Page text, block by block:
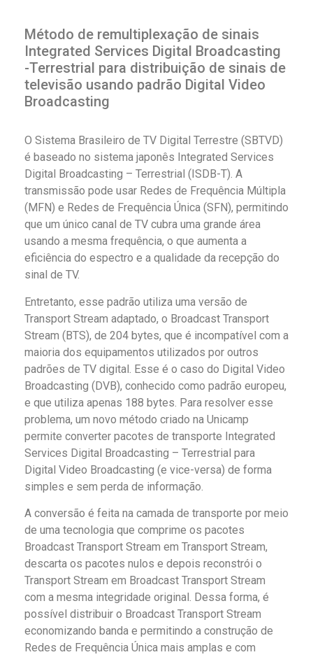
Método de remultiplexação de sinais
Integrated Services Digital Broadcasting
-Terrestrial para distribuição de sinais de
televisão usando padrão Digital Video
Broadcasting
O Sistema Brasileiro de TV Digital Terrestre (SBTVD)
é baseado no sistema japonês Integrated Services
Digital Broadcasting – Terrestrial (ISDB-T). A
transmissão pode usar Redes de Frequência Múltipla
(MFN) e Redes de Frequência Única (SFN), permitindo
que um único canal de TV cubra uma grande área
usando a mesma frequência, o que aumenta a
eficiência do espectro e a qualidade da recepção do
sinal de TV.
Entretanto, esse padrão utiliza uma versão de
Transport Stream adaptado, o Broadcast Transport
Stream (BTS), de 204 bytes, que é incompatível com a
maioria dos equipamentos utilizados por outros
padrões de TV digital. Esse é o caso do Digital Video
Broadcasting (DVB), conhecido como padrão europeu,
e que utiliza apenas 188 bytes. Para resolver esse
problema, um novo método criado na Unicamp
permite converter pacotes de transporte Integrated
Services Digital Broadcasting – Terrestrial para
Digital Video Broadcasting (e vice-versa) de forma
simples e sem perda de informação.
A conversão é feita na camada de transporte por meio
de uma tecnologia que comprime os pacotes
Broadcast Transport Stream em Transport Stream,
descarta os pacotes nulos e depois reconstrói o
Transport Stream em Broadcast Transport Stream
com a mesma integridade original. Dessa forma, é
possível distribuir o Broadcast Transport Stream
economizando banda e permitindo a construção de
Redes de Frequência Única mais amplas e com